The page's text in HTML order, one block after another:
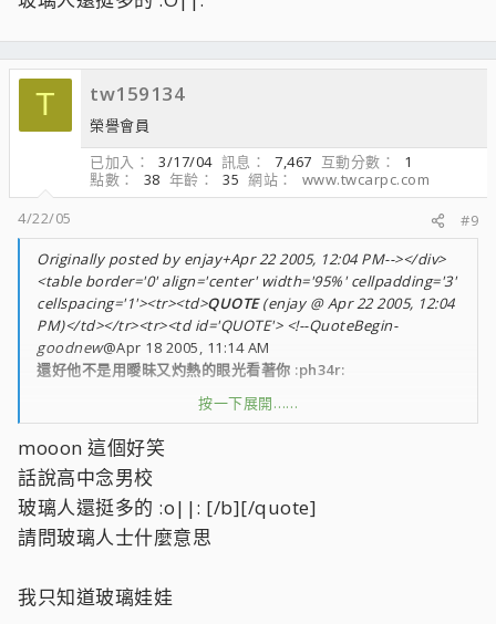
T tw159134
榮譽會員
已加入
3/17/04 訊息 7,467 互動分數
1
點數
38 年齡 35 網站
www.twcarpc.com
4/22/05
#9
Originally posted by enjay+Apr 22 2005, 12:04 PM--></div>
<table border='0' align='center' width='95%' cellpadding='3'
cellspacing='1'><tr><td>QUOTE(enjay @ Apr 22 2005, 12:04
PM)</td></tr><tr><td id='QUOTE'> <!--QuoteBegin-
goodnew@Apr 18 2005, 11:14 AM
還好他不是用曖昧又灼熱的眼光看著你 :ph34r:
按一下展開……
mooon 這個好笑
話說高中念男校
玻璃人還挺多的 :o||: [/b][/quote]
請問玻璃人士什麼意思
我只知道玻璃娃娃